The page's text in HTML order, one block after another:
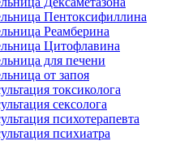
Пентоксифиллина
Реамберина
Цитофлавина
для печени
от запоя
токсиколога
сексолога
психотерапевта
психиатра